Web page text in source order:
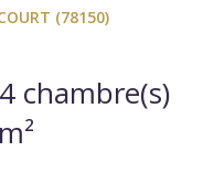
(78150)
182.18 m²